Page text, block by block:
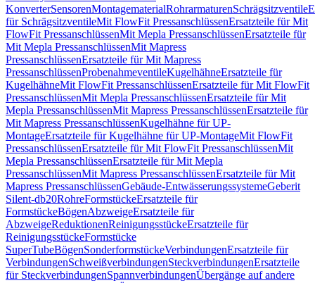
KonverterSensorenMontagematerialRohrarmaturenSchrägsitzventile
für SchrägsitzventileMit FlowFit PressanschlüssenErsatzteile für Mit
FlowFit PressanschlüssenMit Mepla PressanschlüssenErsatzteile für
Mit Mepla PressanschlüssenMit Mapress
PressanschlüssenErsatzteile für Mit Mapress
PressanschlüssenProbenahmeventileKugelhähneErsatzteile für
KugelhähneMit FlowFit PressanschlüssenErsatzteile für Mit FlowFit
PressanschlüssenMit Mepla PressanschlüssenErsatzteile für Mit
Mepla PressanschlüssenMit Mapress PressanschlüssenErsatzteile für
Mit Mapress PressanschlüssenKugelhähne für UP-
MontageErsatzteile für Kugelhähne für UP-MontageMit FlowFit
PressanschlüssenErsatzteile für Mit FlowFit PressanschlüssenMit
Mepla PressanschlüssenErsatzteile für Mit Mepla
PressanschlüssenMit Mapress PressanschlüssenErsatzteile für Mit
Mapress PressanschlüssenGebäude-EntwässerungssystemeGeberit
Silent-db20RohreFormstückeErsatzteile für
FormstückeBögenAbzweigeErsatzteile für
AbzweigeReduktionenReinigungsstückeErsatzteile für
ReinigungsstückeFormstücke
SuperTubeBögenSonderformstückeVerbindungenErsatzteile für
VerbindungenSchweißverbindungenSteckverbindungenErsatzteile
für SteckverbindungenSpannverbindungenÜbergänge auf andere